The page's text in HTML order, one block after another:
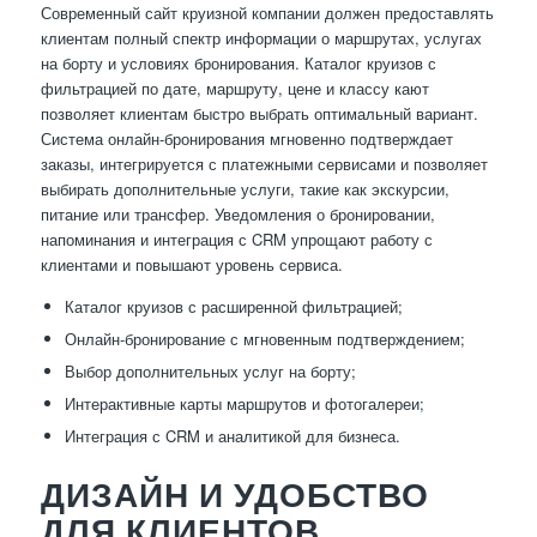
Современный сайт круизной компании должен предоставлять
клиентам полный спектр информации о маршрутах, услугах
на борту и условиях бронирования. Каталог круизов с
фильтрацией по дате, маршруту, цене и классу кают
позволяет клиентам быстро выбрать оптимальный вариант.
Система онлайн-бронирования мгновенно подтверждает
заказы, интегрируется с платежными сервисами и позволяет
выбирать дополнительные услуги, такие как экскурсии,
питание или трансфер. Уведомления о бронировании,
напоминания и интеграция с CRM упрощают работу с
клиентами и повышают уровень сервиса.
Каталог круизов с расширенной фильтрацией;
Онлайн-бронирование с мгновенным подтверждением;
Выбор дополнительных услуг на борту;
Интерактивные карты маршрутов и фотогалереи;
Интеграция с CRM и аналитикой для бизнеса.
ДИЗАЙН И УДОБСТВО